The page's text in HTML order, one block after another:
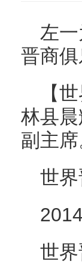
左
晋商
【
林县
副主席
世
世